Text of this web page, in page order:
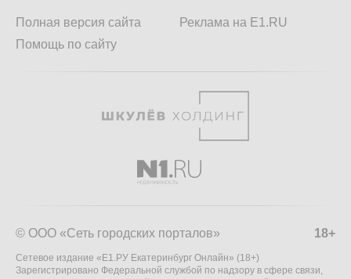
Полная версия сайта
Помощь по сайту
Реклама на E1.RU
18+
© ООО «Сеть городских порталов»
Сетевое издание «Е1.РУ Екатеринбург Онлайн» (18+)
Зарегистрировано Федеральной службой по надзору в сфере связи,